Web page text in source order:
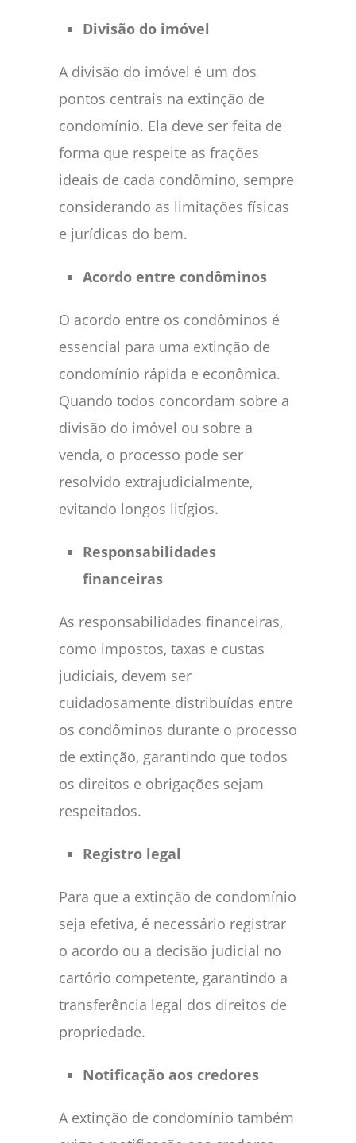
Divisão do imóvel
A divisão do imóvel é um dos
pontos centrais na extinção de
condomínio. Ela deve ser feita de
forma que respeite as frações
ideais de cada condômino, sempre
considerando as limitações físicas
e jurídicas do bem.
Acordo entre condôminos
O acordo entre os condôminos é
essencial para uma extinção de
condomínio rápida e econômica.
Quando todos concordam sobre a
divisão do imóvel ou sobre a
venda, o processo pode ser
resolvido extrajudicialmente,
evitando longos litígios.
Responsabilidades
financeiras
As responsabilidades financeiras,
como impostos, taxas e custas
judiciais, devem ser
cuidadosamente distribuídas entre
os condôminos durante o processo
de extinção, garantindo que todos
os direitos e obrigações sejam
respeitados.
Registro legal
Para que a extinção de condomínio
seja efetiva, é necessário registrar
o acordo ou a decisão judicial no
cartório competente, garantindo a
transferência legal dos direitos de
propriedade.
Notificação aos credores
A extinção de condomínio também